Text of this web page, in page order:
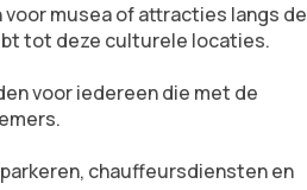
musea of attracties langs de
tot deze culturele locaties.
voor iedereen die met de
chauffeursdiensten en